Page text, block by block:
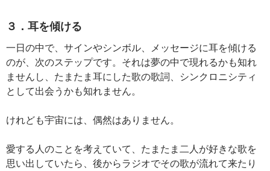
３．耳を傾ける
一日の中で、サインやシンボル、メッセージに耳を傾ける
のが、次のステップです。それは夢の中で現れるかも知れ
ませんし、たまたま耳にした歌の歌詞、シンクロニシティ
として出会うかも知れません。
けれども宇宙には、偶然はありません。
愛する人のことを考えていて、たまたま二人が好きな歌を
思い出していたら、後からラジオでその歌が流れて来たり